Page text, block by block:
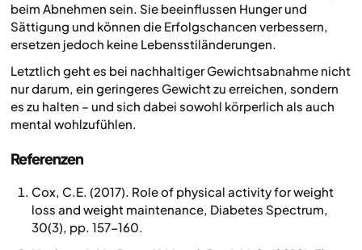
beim Abnehmen sein. Sie beeinflussen Hunger und
Sättigung und können die Erfolgschancen verbessern,
ersetzen jedoch keine Lebensstiländerungen.
Letztlich geht es bei nachhaltiger Gewichtsabnahme nicht
nur darum, ein geringeres Gewicht zu erreichen, sondern
es zu halten – und sich dabei sowohl körperlich als auch
mental wohlzufühlen.
Referenzen
Cox, C.E. (2017). Role of physical activity for weight
loss and weight maintenance, Diabetes Spectrum,
30(3), pp. 157-160.